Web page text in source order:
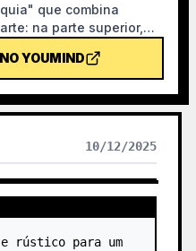
que combina
na parte superior,
ou um espaço de luz
uma forma
Não é uma
cartaz decorativo, mas
em branco e
estrada, escala
sombra, mantendo o
qualidade calma,
YOUMIND
10/12/2025
e rústico para um